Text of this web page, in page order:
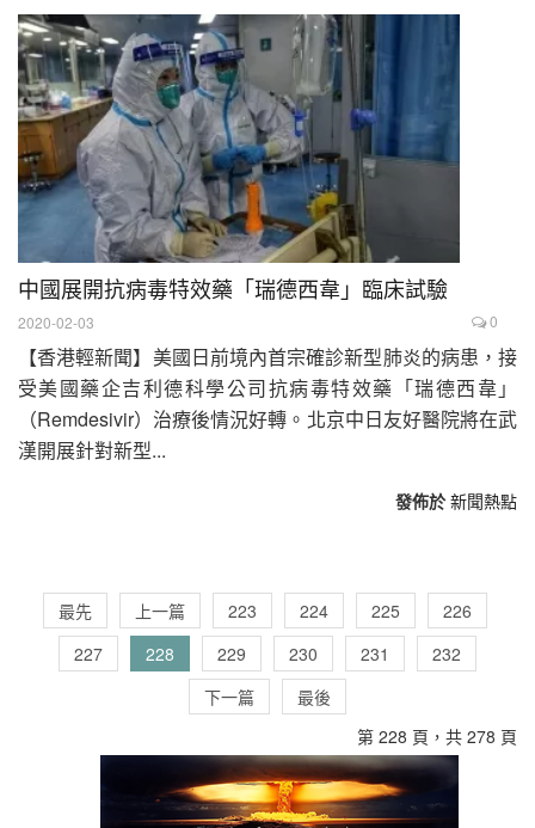
中國展開抗病毒特效藥「瑞德西韋」臨床試驗
2020-02-03 0
【香港輕新聞】美國日前境內首宗確診新型肺炎的病患，接
受美國藥企吉利德科學公司抗病毒特效藥「瑞德西韋」
（Remdesivir）治療後情況好轉。北京中日友好醫院將在武
漢開展針對新型...
發佈於 新聞熱點
最先 上一篇 223 224 225
226
227
228 229 230 231
232
下一篇
最後
第 228 頁，共 278 頁